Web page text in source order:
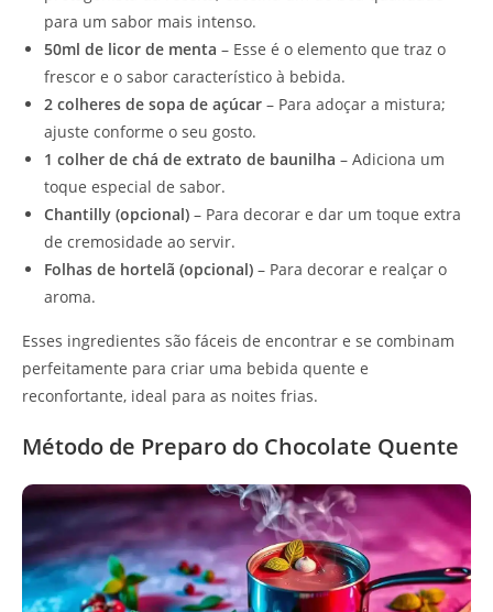
para um sabor mais intenso.
50ml de licor de menta – Esse é o elemento que traz o
frescor e o sabor característico à bebida.
2 colheres de sopa de açúcar – Para adoçar a mistura;
ajuste conforme o seu gosto.
1 colher de chá de extrato de baunilha – Adiciona um
toque especial de sabor.
Chantilly (opcional) – Para decorar e dar um toque extra
de cremosidade ao servir.
Folhas de hortelã (opcional) – Para decorar e realçar o
aroma.
Esses ingredientes são fáceis de encontrar e se combinam
perfeitamente para criar uma bebida quente e
reconfortante, ideal para as noites frias.
Método de Preparo do Chocolate Quente